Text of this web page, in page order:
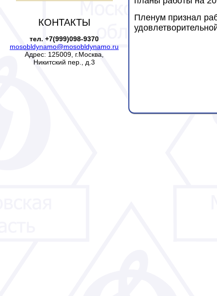
КОНТАКТЫ
тел. +7(999)098-9370
mosobldynamo@mosobldynamo.ru
Адрес: 125009, г.Москва,
Никитский пер., д.3
Пленум признал